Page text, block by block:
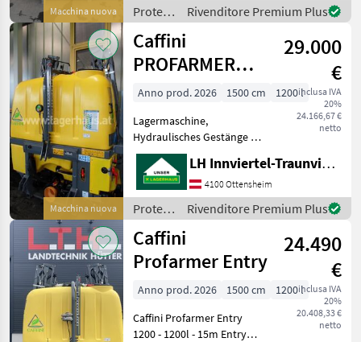
Macchina nuova
pressione, contenitore per
acqua p
Protezione
piante /
Caffini
Rivenditore Premium Plus
Macchina nuova
Caffini
PROFARMER
ENTRY 1200 L-15
29.000
€
inclusa IVA
20%
24.166,67 €
netto
Anno prod. 2026 1500 cm
1200 l
Lagermaschine,
Hydraulisches Gestänge mit
KTL Beschichtung,
Klappung links und rechts
unabhängig, hydraulische
Höhenführung mit
Stickstoffdämpfung,
hydraulischer Hangaus
LH Innviertel-Traunviertel-Urfahr eGen, Ottensheim
4100 Ottensheim
Protezione
piante /
Caffini
Rivenditore Premium Plus
Caffini
Profarmer Entry
24.490
€
inclusa IVA
20%
20.408,33 €
netto
Anno prod. 2026 1500 cm
1200 l
Caffini Profarmer Entry
1200 - 1200l - 15m Entry